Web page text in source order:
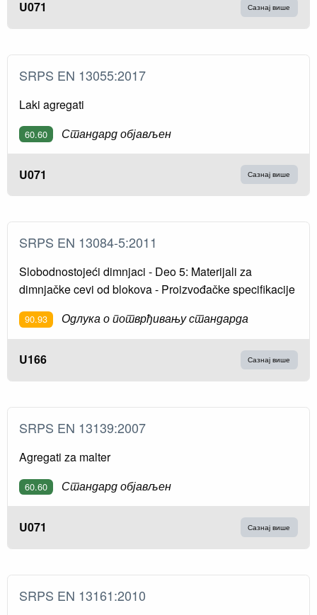
U071 Сазнај више
SRPS EN 13055:2017
Laki agregati
60.60 Стандард објављен
U071 Сазнај више
SRPS EN 13084-5:2011
Slobodnostojeći dimnjaci - Deo 5: Materijali za
dimnjačke cevi od blokova - Proizvođačke specifikacije
90.93 Одлука о потврђивању стандарда
U166 Сазнај више
SRPS EN 13139:2007
Agregati za malter
60.60 Стандард објављен
U071 Сазнај више
SRPS EN 13161:2010